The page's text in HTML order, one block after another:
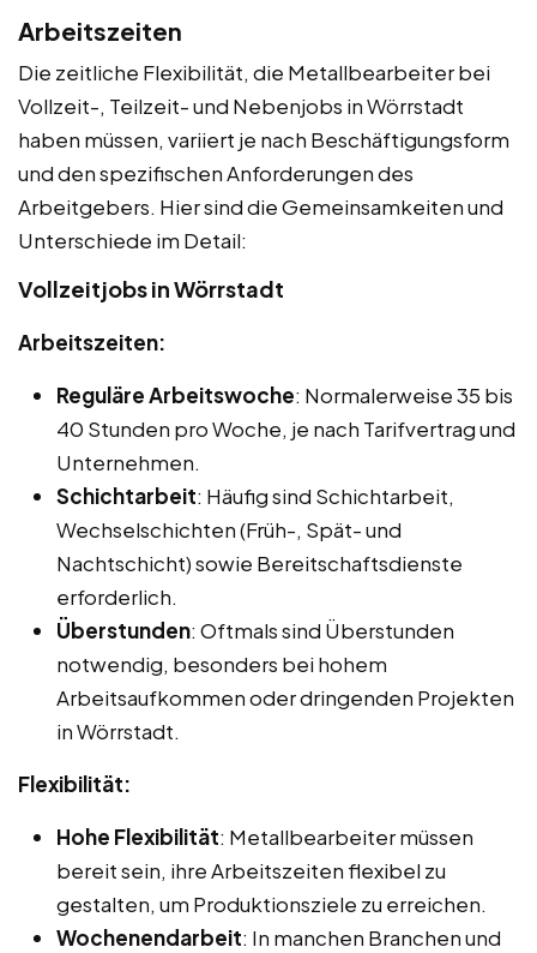
Arbeitszeiten
Die zeitliche Flexibilität, die Metallbearbeiter bei
Vollzeit-, Teilzeit- und Nebenjobs in Wörrstadt
haben müssen, variiert je nach Beschäftigungsform
und den spezifischen Anforderungen des
Arbeitgebers. Hier sind die Gemeinsamkeiten und
Unterschiede im Detail:
Vollzeitjobs in Wörrstadt
Arbeitszeiten:
Reguläre Arbeitswoche: Normalerweise 35 bis
40 Stunden pro Woche, je nach Tarifvertrag und
Unternehmen.
Schichtarbeit: Häufig sind Schichtarbeit,
Wechselschichten (Früh-, Spät- und
Nachtschicht) sowie Bereitschaftsdienste
erforderlich.
Überstunden: Oftmals sind Überstunden
notwendig, besonders bei hohem
Arbeitsaufkommen oder dringenden Projekten
in Wörrstadt.
Flexibilität:
Hohe Flexibilität: Metallbearbeiter müssen
bereit sein, ihre Arbeitszeiten flexibel zu
gestalten, um Produktionsziele zu erreichen.
Wochenendarbeit: In manchen Branchen und